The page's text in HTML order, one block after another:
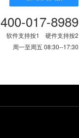
400-017-8989
软件支持按1 硬件支持按2
周一至周五 08:30--17:30